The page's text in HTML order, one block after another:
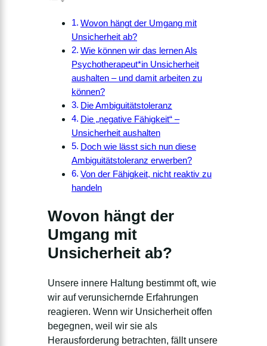
Wovon hängt der Umgang mit
Unsicherheit ab?
Wie können wir das lernen Als
Psychotherapeut*in Unsicherheit
aushalten – und damit arbeiten zu
können?
Die Ambiguitätstoleranz
Die „negative Fähigkeit“ –
Unsicherheit aushalten
Doch wie lässt sich nun diese
Ambiguitätstoleranz erwerben?
Von der Fähigkeit, nicht reaktiv zu
handeln
Wovon hängt der
Umgang mit
Unsicherheit ab?
Unsere innere Haltung bestimmt oft, wie
wir auf verunsichernde Erfahrungen
reagieren. Wenn wir Unsicherheit offen
begegnen, weil wir sie als
Herausforderung betrachten, fällt unsere